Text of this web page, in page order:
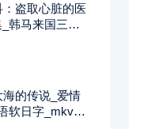
盗取心脏的医
韩马来国三语_
的传说_爱情
软日字_mkv_